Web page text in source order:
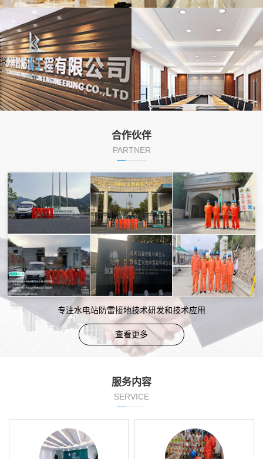
合作伙伴
PARTNER
专注水电站防雷接地技术研发和技术应用
查看更多
服务内容
SERVICE